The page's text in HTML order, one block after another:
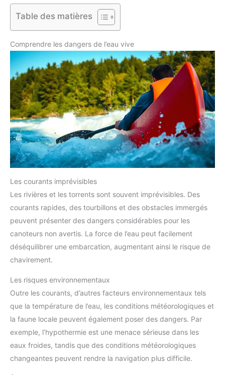
Table des matières
Comprendre les dangers de l’eau vive
Les courants imprévisibles
Les rivières et les torrents sont souvent imprévisibles. Des
courants rapides, des tourbillons et des obstacles immergés
peuvent présenter des dangers considérables pour les
canoteurs non avertis. La force de l’eau peut facilement
déséquilibrer une embarcation, augmentant ainsi le risque de
chavirement.
Les risques environnementaux
Outre les courants, d’autres facteurs environnementaux tels
que la température de l’eau, les conditions météorologiques et
la faune locale peuvent également poser des dangers. Par
exemple, l’hypothermie est une menace sérieuse dans les
eaux froides, tandis que des conditions météorologiques
changeantes peuvent rendre la navigation plus difficile.